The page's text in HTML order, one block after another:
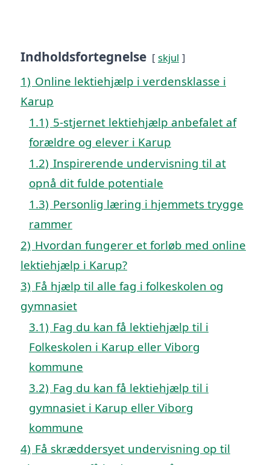
Indholdsfortegnelse skjul
1) Online lektiehjælp i verdensklasse i
Karup
1.1) 5-stjernet lektiehjælp anbefalet af
forældre og elever i Karup
1.2) Inspirerende undervisning til at
opnå dit fulde potentiale
1.3) Personlig læring i hjemmets trygge
rammer
2) Hvordan fungerer et forløb med online
lektiehjælp i Karup?
3) Få hjælp til alle fag i folkeskolen og
gymnasiet
3.1) Fag du kan få lektiehjælp til i
Folkeskolen i Karup eller Viborg
kommune
3.2) Fag du kan få lektiehjælp til i
gymnasiet i Karup eller Viborg
kommune
4) Få skræddersyet undervisning op til